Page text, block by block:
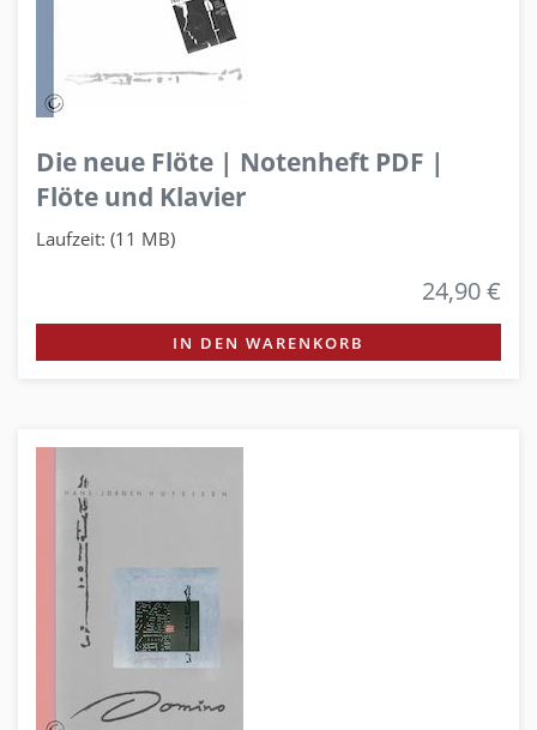
Die neue Flöte | Notenheft PDF |
Flöte und Klavier
Laufzeit: (11 MB)
24,90 €
IN DEN WARENKORB